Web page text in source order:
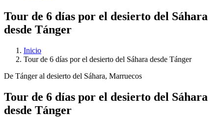
Tour de 6 días por el desierto del Sáhara
desde Tánger
Inicio
Tour de 6 días por el desierto del Sáhara desde Tánger
De Tánger al desierto del Sáhara, Marruecos
Tour de 6 días por el desierto del Sáhara
desde Tánger